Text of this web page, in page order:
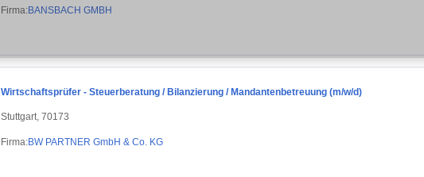
Firma:BANSBACH GMBH
Wirtschaftsprüfer - Steuerberatung / Bilanzierung / Mandantenbetreuung (m/w/d)
Stuttgart, 70173
Firma:BW PARTNER GmbH & Co. KG